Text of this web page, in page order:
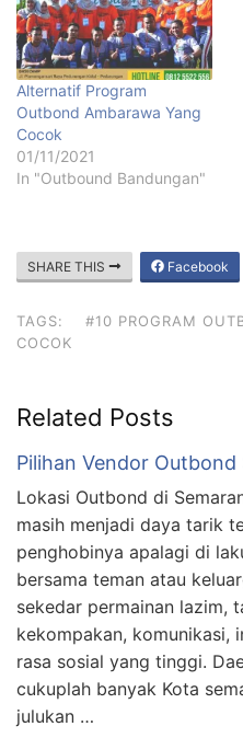
Alternatif Program
Outbond Ambarawa Yang
Cocok
01/11/2021
In "Outbound Bandungan"
SHARE THIS Facebook
TAGS:
#10 PROGRAM
COCOK
Related Posts
Pilihan Vendor
Lokasi Outbond di
masih menjadi daya tarik
penghobinya apalagi di
bersama teman atau
sekedar permainan lazim,
kekompakan, komunikasi,
rasa sosial yang tinggi.
cukuplah banyak Kota
julukan …